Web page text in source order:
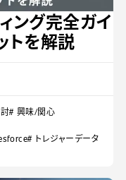
ング完全ガイ
トを解説
# 興味/関心
# トレジャーデータ